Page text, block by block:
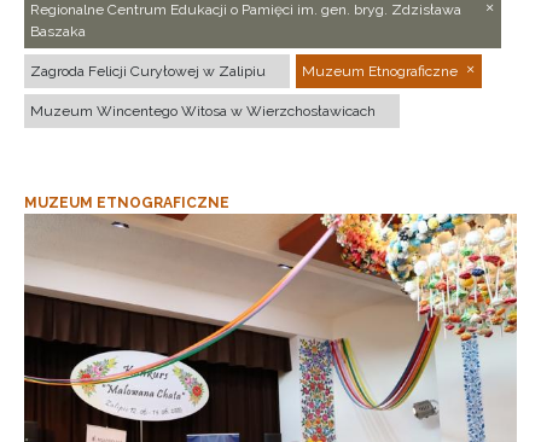
Regionalne Centrum Edukacji o Pamięci im. gen. bryg. Zdzisława
Baszaka
Zagroda Felicji Curyłowej w Zalipiu Muzeum Etnograficzne
Muzeum Wincentego Witosa w Wierzchosławicach
MUZEUM ETNOGRAFICZNE